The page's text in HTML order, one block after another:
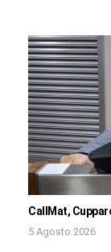
CallMat,
5 Agosto 2026